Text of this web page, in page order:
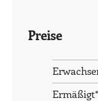
Preise
Ermäßigt*